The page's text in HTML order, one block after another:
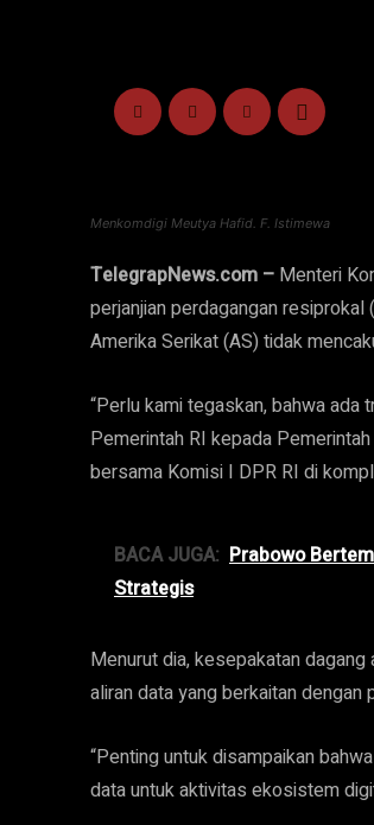
Menkomdigi Meutya Hafid. F. Istimewa
TelegrapNews.com – Menteri
perjanjian perdagangan
Amerika Serikat (AS) tidak
“Perlu kami tegaskan, bahwa
Pemerintah RI kepada
bersama Komisi I DPR RI di
BACA JUGA: Prabowo
Strategis
Menurut dia, kesepakatan
aliran data yang berkaitan
“Penting untuk disampaikan
data untuk aktivitas ekosistem